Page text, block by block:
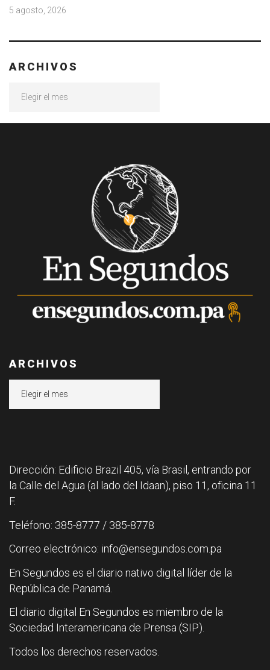
5 agosto, 2026
ARCHIVOS
ARCHIVOS
Dirección: Edificio Brazil 405, vía Brasil, entrando por
la Calle del Agua (al lado del Idaan), piso 11, oficina 11
F.
Teléfono: 385-8777 / 385-8778
Correo electrónico: info@ensegundos.com.pa
En Segundos es el diario nativo digital líder de la
República de Panamá.
El diario digital En Segundos es miembro de la
Sociedad Interamericana de Prensa (SIP).
Todos los derechos reservados.